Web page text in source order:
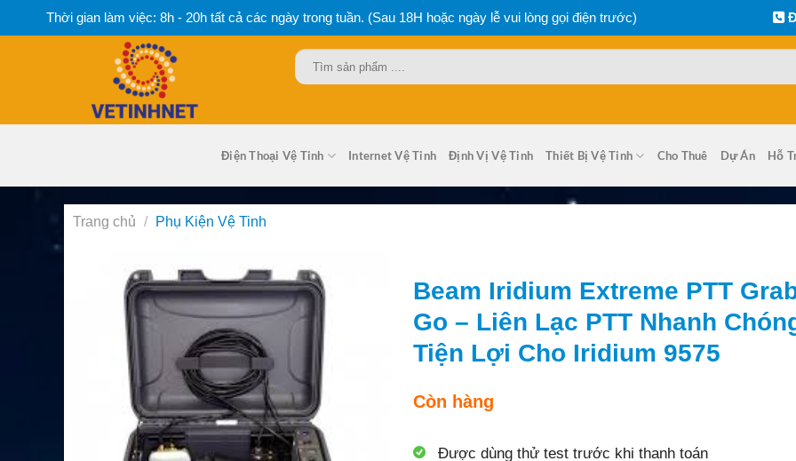
Thời gian làm việc: 8h - 20h tất cả các ngày trong tuần. (Sau 18H hoặc ngày lễ vui lòng gọi điện trước)
Tìm
kiếm:
Điện Thoại Vệ Tinh Internet Vệ Tinh Định Vị Vệ Tinh Thiết Bị Vệ Tinh Cho Thuê Dự Án Hỗ
Trang chủ / Phụ Kiện Vệ Tinh
Beam Iridium Extreme PTT Grab
Go – Liên Lạc PTT Nhanh
Tiện Lợi Cho Iridium 9575
Còn hàng
Được dùng thử test trước khi thanh toán